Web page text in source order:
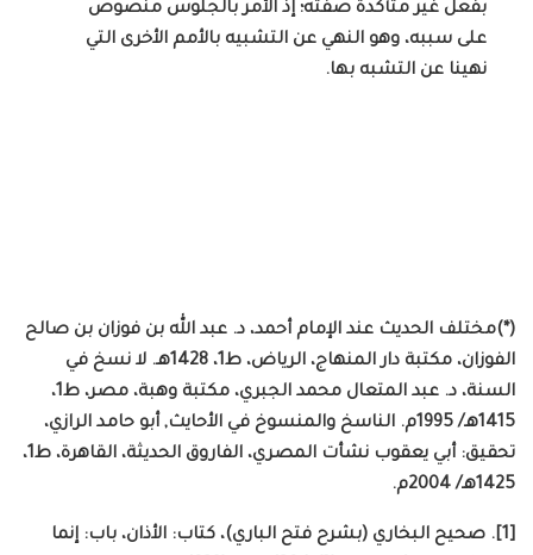
بفعل غير متأكدة صفته؛ إذ الأمر بالجلوس منصوص
على سببه، وهو النهي عن التشبيه بالأمم الأخرى التي
نهينا عن التشبه بها.
(*)مختلف الحديث عند الإمام أحمد، د. عبد الله بن فوزان بن صالح
الفوزان، مكتبة دار المنهاج، الرياض، ط1، 1428هـ. لا نسخ في
السنة، د. عبد المتعال محمد الجبري، مكتبة وهبة، مصر، ط1،
1415هـ/ 1995م. الناسخ والمنسوخ في الأحايث, أبو حامد الرازي،
تحقيق: أبي يعقوب نشأت المصري، الفاروق الحديثة، القاهرة، ط1،
1425هـ/ 2004م.
[1]. صحيح البخاري (بشرح فتح الباري)، كتاب: الأذان، باب: إنما